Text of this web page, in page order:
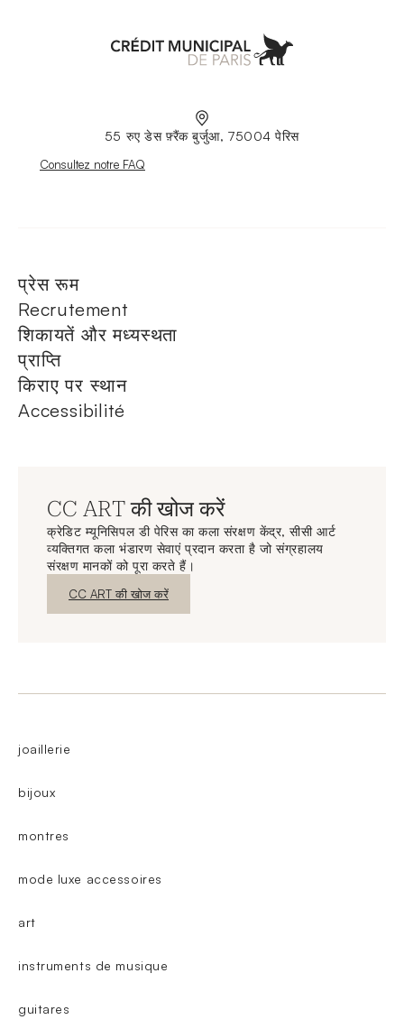
55 रुए डेस फ़्रैंक बुर्जुआ, 75004 पेरिस
Nouvelle fenêtre
Consultez notre FAQ
प्रेस रूम
Recrutement
शिकायतें और मध्यस्थता
प्राप्ति
किराए पर स्थान
Accessibilité
CC ART की खोज करें
क्रेडिट म्यूनिसिपल डी पेरिस का कला संरक्षण केंद्र, सीसी आर्ट
व्यक्तिगत कला भंडारण सेवाएं प्रदान करता है जो संग्रहालय
संरक्षण मानकों को पूरा करते हैं।
नई विंडो
CC ART की खोज करें
joaillerie
bijoux
montres
mode luxe accessoires
art
instruments de musique
guitares